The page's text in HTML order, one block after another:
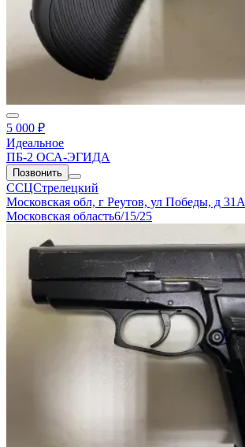
5 000 ₽
Идеальное
ПБ-2 ОСА-ЭГИДА
Позвонить
ССЦСтрелецкий
Московская обл, г Реутов, ул Победы, д 31А
Московская область6/15/25